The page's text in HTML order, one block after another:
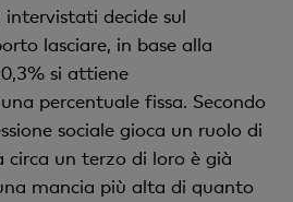
decide sul
lasciare, in base alla
si attiene
percentuale fissa. Secondo
sociale gioca un ruolo di
circa un terzo di loro è già
mancia più alta di quanto